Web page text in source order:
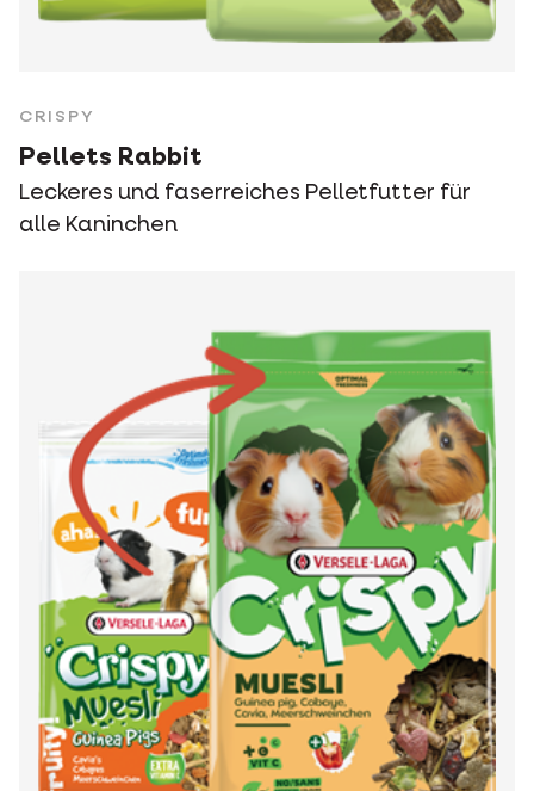
CRISPY
Pellets Rabbit
Leckeres und faserreiches Pelletfutter für
alle Kaninchen